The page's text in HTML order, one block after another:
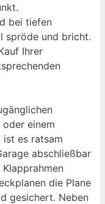
bei tiefen
spröde und bricht.
Ihrer
einem
es ratsam
abschließbar
die Plane
gesichert. Neben